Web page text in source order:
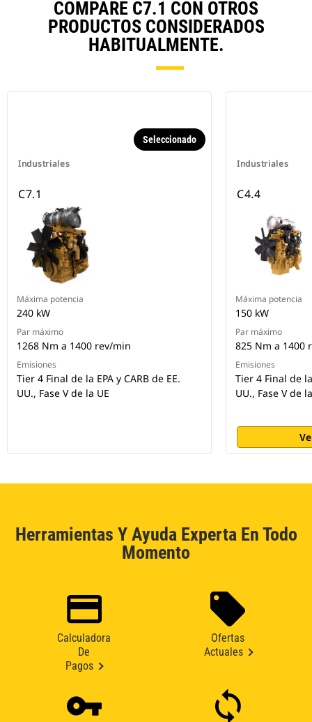
COMPARE C7.1 CON OTROS
PRODUCTOS CONSIDERADOS
HABITUALMENTE.
Industriales
Seleccionado
C7.1
Máxima potencia
240 kW
Par máximo
1268 Nm a 1400 rev/min
Emisiones
Tier 4 Final de la EPA y CARB de EE.
UU., Fase V de la UE
Industriales
C4.4
Máxima potencia
150 kW
Par máximo
825 Nm a 1400
Emisiones
Tier 4 Final de la
UU., Fase V de
Herramientas Y Ayuda Experta En Todo
Momento
Calculadora
De
Pagos
Ofertas
Actuales